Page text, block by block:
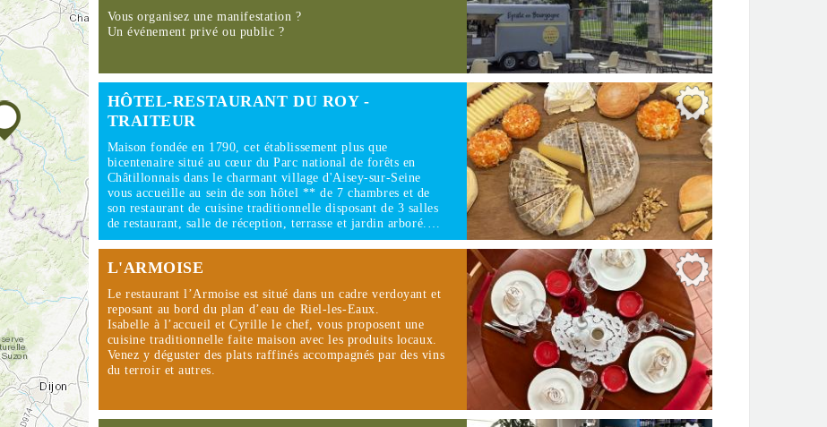
Vous organisez une manifestation ?
Un événement privé ou public ?
HÔTEL-RESTAURANT DU ROY -
TRAITEUR
Maison fondée en 1790, cet établissement plus que
bicentenaire situé au cœur du Parc national de forêts en
Châtillonnais dans le charmant village d'Aisey-sur-Seine
vous accueille au sein de son hôtel ** de 7 chambres et de
son restaurant de cuisine traditionnelle disposant de 3 salles
de restaurant, salle de réception, terrasse et jardin arboré.…
L'ARMOISE
Le restaurant l’Armoise est situé dans un cadre verdoyant et
reposant au bord du plan d’eau de Riel-les-Eaux.
Isabelle à l’accueil et Cyrille le chef, vous proposent une
cuisine traditionnelle faite maison avec les produits locaux.
Venez y déguster des plats raffinés accompagnés par des vins
du terroir et autres.